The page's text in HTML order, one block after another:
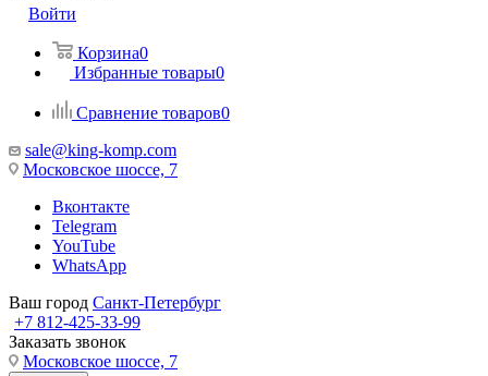
Войти
Корзина0
Избранные товары0
Сравнение товаров0
sale@king-komp.com
Московское шоссе, 7
Вконтакте
Telegram
YouTube
WhatsApp
Ваш город Санкт-Петербург
+7 812-425-33-99
Заказать звонок
Московское шоссе, 7